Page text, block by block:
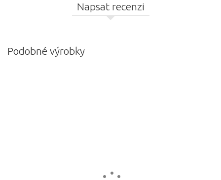
Napsat recenzi
Podobné výrobky